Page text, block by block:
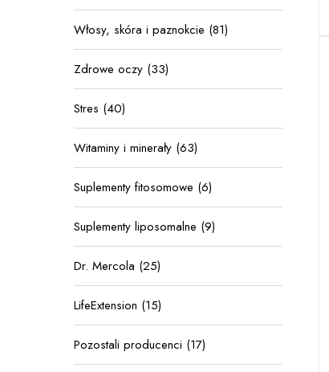
Włosy, skóra i paznokcie (81)
Zdrowe oczy (33)
Stres (40)
Witaminy i minerały (63)
Suplementy fitosomowe (6)
Suplementy liposomalne (9)
Dr. Mercola (25)
LifeExtension (15)
Pozostali producenci (17)